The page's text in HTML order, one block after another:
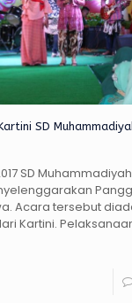
SD
SD
Acara tersebut
Kartini.